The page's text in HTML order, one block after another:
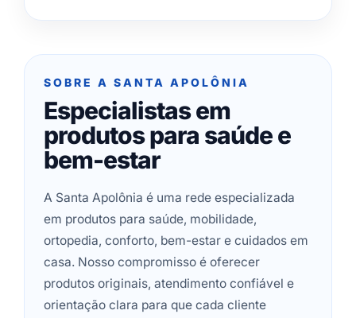
SOBRE A SANTA APOLÔNIA
Especialistas em
produtos para saúde e
bem-estar
A Santa Apolônia é uma rede especializada
em produtos para saúde, mobilidade,
ortopedia, conforto, bem-estar e cuidados em
casa. Nosso compromisso é oferecer
produtos originais, atendimento confiável e
orientação clara para que cada cliente